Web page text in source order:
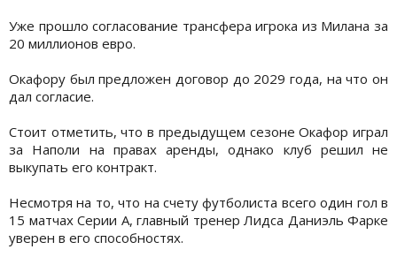
Уже прошло согласование трансфера игрока из Милана за
20 миллионов евро.
Окафору был предложен договор до 2029 года, на что он
дал согласие.
Стоит отметить, что в предыдущем сезоне Окафор играл
за Наполи на правах аренды, однако клуб решил не
выкупать его контракт.
Несмотря на то, что на счету футболиста всего один гол в
15 матчах Серии А, главный тренер Лидса Даниэль Фарке
уверен в его способностях.